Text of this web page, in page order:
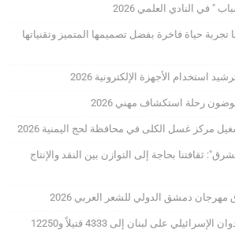
" في النادي العلمي 2026
قائدها تجربة حياة فاخرة بفضل تصميمها المتميز وتقنياتها
استخدام الأجهزة الإلكترونية 2026
مركز غسل الكلى في محافظة لحج اليمنية 2026
ثقافتنا بحاجة إلى التوازن بين النقد والإنتاج
دمشق الدولي للشعر العربي 2026
ارتفاع حصيلة ضحايا العدوان الإسرائيلي على لبنان إلى 4333 قتيلاً و12250